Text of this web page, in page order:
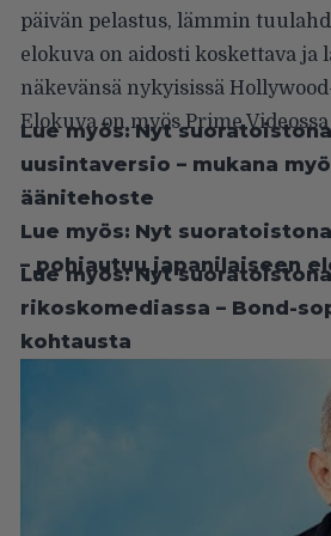
päivän pelastus, lämmin
elokuva on aidosti koskettava ja
näkevänsä nykyisissä
Elokuva on myös Prime
Lue myös: Nyt
uusintaversio – mukana
äänitehoste
Lue myös: Nyt
– pohjautuu japanilaiseen
Lue myös: Nyt
rikoskomediassa – Bond-
kohtausta